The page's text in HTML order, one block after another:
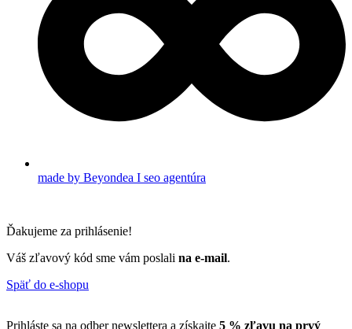
made by Beyondea I seo agentúra
Ďakujeme za prihlásenie!
Váš zľavový kód sme vám poslali na e-mail.
Späť do e-shopu
Prihláste sa na odber newslettera a získajte 5 % zľavu na prvý